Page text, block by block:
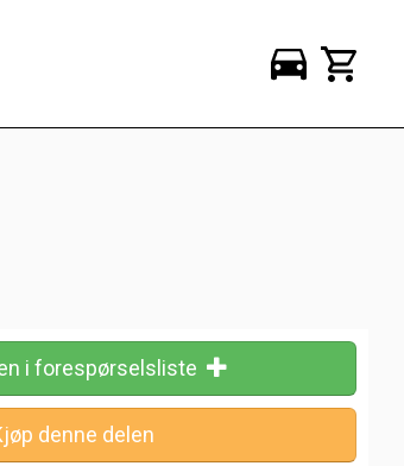
i forespørselsliste